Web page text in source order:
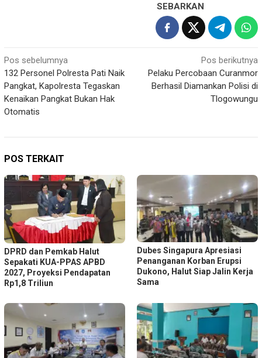
SEBARKAN
Navigasi
pos
Pos sebelumnya
132 Personel Polresta Pati Naik
Pangkat, Kapolresta Tegaskan
Kenaikan Pangkat Bukan Hak
Otomatis
Pos berikutnya
Pelaku Percobaan Curanmor
Berhasil Diamankan Polisi di
Tlogowungu
POS TERKAIT
DPRD dan Pemkab Halut
Sepakati KUA-PPAS APBD
2027, Proyeksi Pendapatan
Rp1,8 Triliun
Dubes Singapura Apresiasi
Penanganan Korban Erupsi
Dukono, Halut Siap Jalin Kerja
Sama